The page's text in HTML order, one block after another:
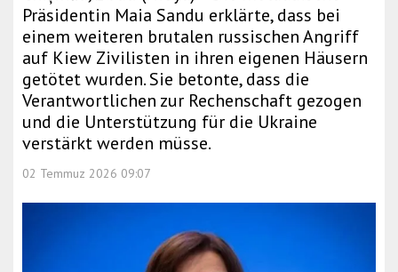
Präsidentin Maia Sandu erklärte, dass bei
einem weiteren brutalen russischen Angriff
auf Kiew Zivilisten in ihren eigenen Häusern
getötet wurden. Sie betonte, dass die
Verantwortlichen zur Rechenschaft gezogen
und die Unterstützung für die Ukraine
verstärkt werden müsse.
02 Temmuz 2026 09:07